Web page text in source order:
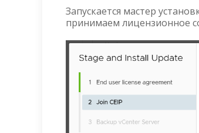
Запускается мастер
принимаем лицензионное